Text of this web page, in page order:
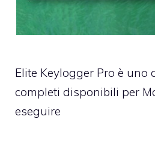
Elite Keylogger Pro è uno
completi disponibili per
eseguire